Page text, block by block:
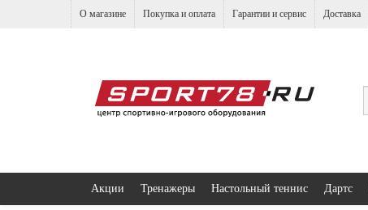
О магазине Покупка и оплата Гарантии и сервис Доставка
Акции Тренажеры Настольный теннис Дартс